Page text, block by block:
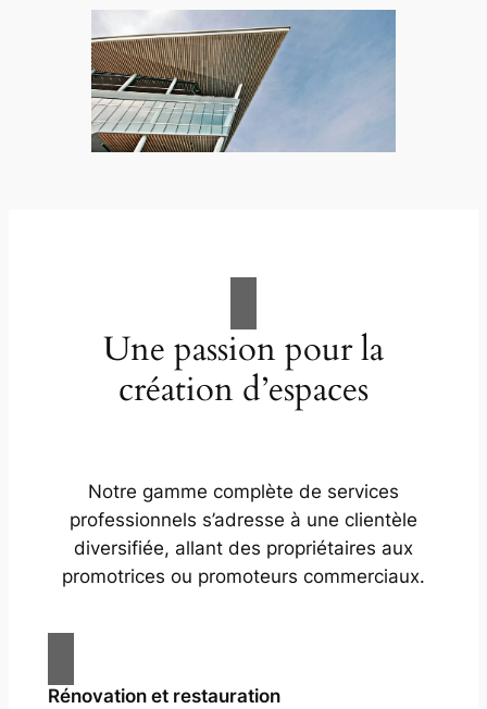
Une passion pour la
création d’espaces
Notre gamme complète de services
professionnels s’adresse à une clientèle
diversifiée, allant des propriétaires aux
promotrices ou promoteurs commerciaux.
Rénovation et restauration